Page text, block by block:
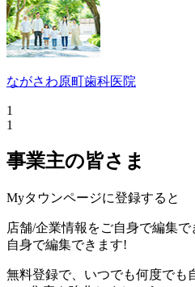
ながさわ原町歯科医院
1
1
事業主の皆さま
Myタウンページに登録すると
店舗/企業情報をご自身で編集で
自身で編集できます!
無料登録で、いつでも何度でも